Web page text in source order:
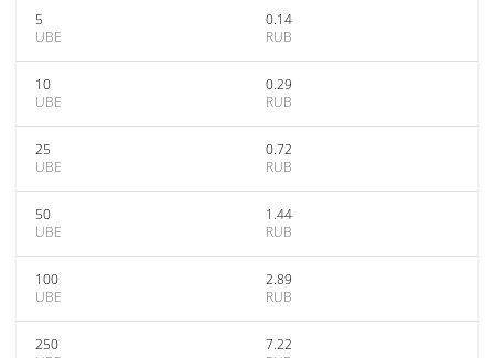
5
UBE
0.14
RUB
10
UBE
0.29
RUB
25
UBE
0.72
RUB
50
UBE
1.44
RUB
100
UBE
2.89
RUB
250
7.22